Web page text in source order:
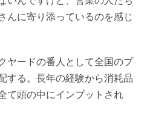
んに寄り添っているのを感じ
ヤードの番人として全国のプ
する。長年の経験から消耗品
て頭の中にインプットされ